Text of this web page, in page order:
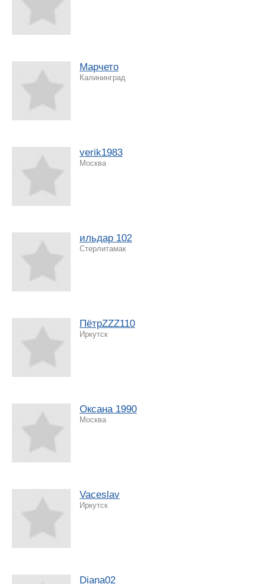
Марчето
Калининград
verik1983
Москва
ильдар 102
Стерлитамак
ПётрZZZ110
Иркутск
Оксана 1990
Москва
Vaceslav
Иркутск
Diana02